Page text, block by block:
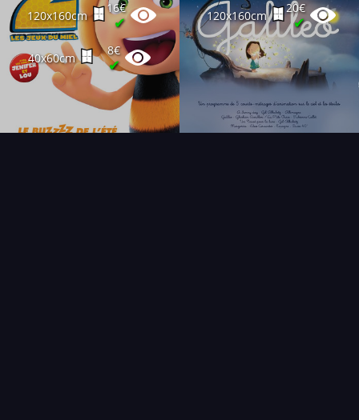
120x160cm
16€
✔
40x60cm
8€
✔
120x160cm
20€
✔